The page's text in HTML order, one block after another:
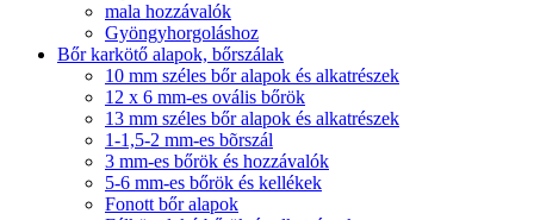
mala hozzávalók
Gyöngyhorgoláshoz
Bőr karkötő alapok, bőrszálak
10 mm széles bőr alapok és alkatrészek
12 x 6 mm-es ovális bőrök
13 mm széles bőr alapok és alkatrészek
1-1,5-2 mm-es bõrszál
3 mm-es bőrök és hozzávalók
5-6 mm-es bőrök és kellékek
Fonott bőr alapok